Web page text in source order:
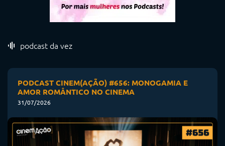
podcast da vez
PODCAST CINEM(AÇÃO) #656: MONOGAMIA E
AMOR ROMÂNTICO NO CINEMA
31/07/2026